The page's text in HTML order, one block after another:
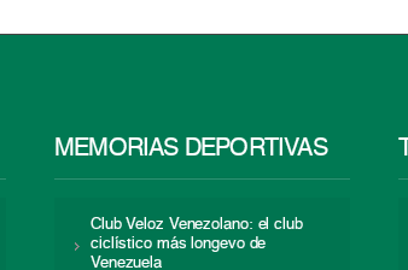
MEMORIAS DEPORTIVAS
Club Veloz Venezolano: el club
ciclístico más longevo de
Venezuela